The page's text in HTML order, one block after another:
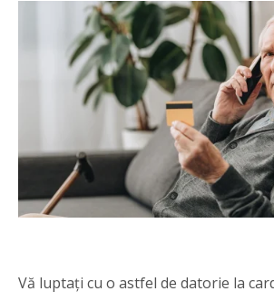
Vă luptați cu o astfel de datorie la